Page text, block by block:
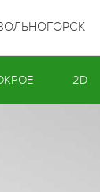
2D